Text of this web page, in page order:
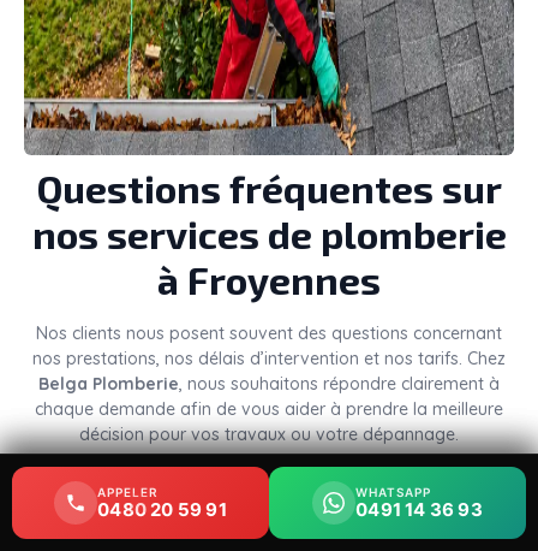
Questions fréquentes sur
nos services de plomberie
à Froyennes
Nos clients nous posent souvent des questions concernant
nos prestations, nos délais d’intervention et nos tarifs. Chez
Belga Plomberie, nous souhaitons répondre clairement à
chaque demande afin de vous aider à prendre la meilleure
décision pour vos travaux ou votre dépannage.
Combien coûte une
intervention de plomberie
APPELER
0480 20 59 91
WHATSAPP
0491 14 36 93
APPELER
0480 20 59 91
WHATSAPP
0491 14 36 93